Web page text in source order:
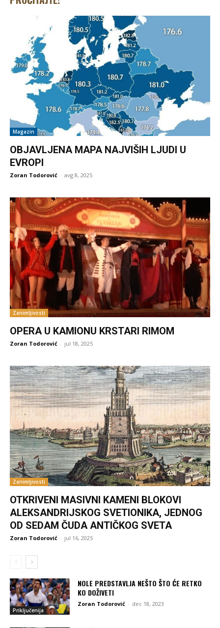
Magazin
OBJAVLJENA MAPA NAJVIŠIH LJUDI U
EVROPI
Zoran Todorović - avg 8, 2025
Zanimljivosti
OPERA U KAMIONU KRSTARI RIMOM
Zoran Todorović - jul 18, 2025
Zanimljivosti
OTKRIVENI MASIVNI KAMENI BLOKOVI
ALEKSANDRIJSKOG SVETIONIKA, JEDNOG
OD SEDAM ČUDA ANTIČKOG SVETA
Zoran Todorović - jul 16, 2025
Priključenija
NOLE PREDSTAVLJA NEŠTO ŠTO ĆE RETKO
KO DOŽIVETI
Zoran Todorović - dec 18, 2023